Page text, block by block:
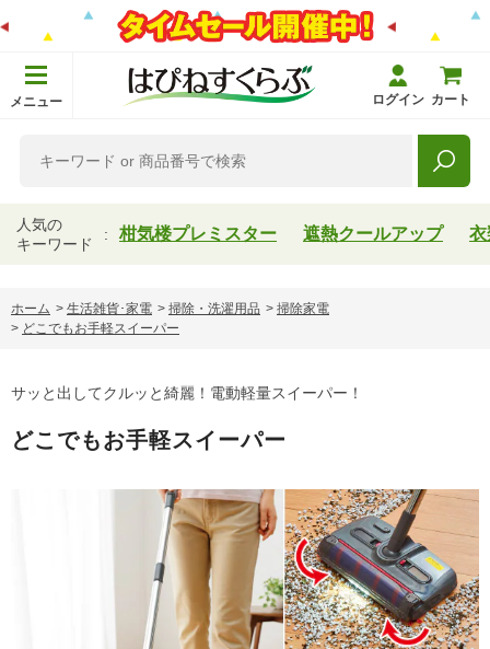
メニュー ログイン カート
人気の
キーワード
柑気楼プレミスター 遮熱クールアップ 衣
ホーム > 生活雑貨･家電 > 掃除・洗濯用品 > 掃除家電
> どこでもお手軽スイーパー
サッと出してクルッと綺麗！電動軽量スイーパー！
どこでもお手軽スイーパー